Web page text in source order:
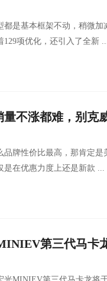
都是基本框架不动，稍微
项优化，还引入了全新 ...
量不涨都难，别克
品牌性价比最高，那肯定
在优惠力度上还是新款 ...
第三代马卡